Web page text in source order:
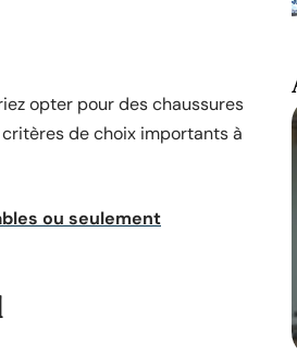
opter pour des chaussures
de choix importants à
ou seulement